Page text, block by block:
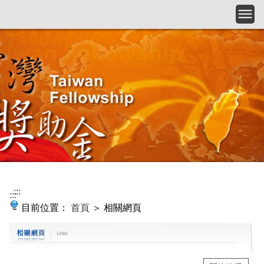
::::::
目前位置： 首頁 ＞ 相關網頁